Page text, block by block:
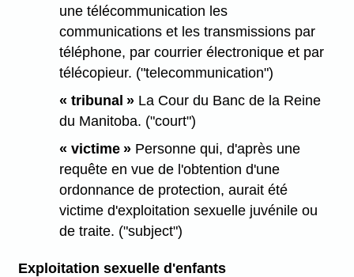
une télécommunication les
communications et les transmissions par
téléphone, par courrier électronique et par
télécopieur. ("telecommunication")
« tribunal » La Cour du Banc de la Reine
du Manitoba. ("court")
« victime » Personne qui, d'après une
requête en vue de l'obtention d'une
ordonnance de protection, aurait été
victime d'exploitation sexuelle juvénile ou
de traite. ("subject")
Exploitation sexuelle d'enfants